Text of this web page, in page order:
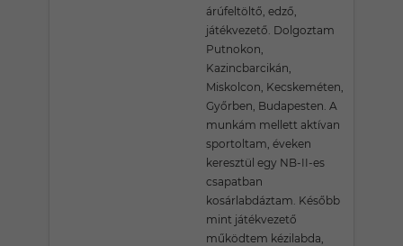
árúfeltöltő, edző,
játékvezető. Dolgoztam
Putnokon,
Kazincbarcikán,
Miskolcon, Kecskeméten,
Győrben, Budapesten. A
munkám mellett aktívan
sportoltam, éveken
keresztül egy NB-II-es
csapatban
kosárlabdáztam. Később
mint játékvezető
működtem kézilabda,